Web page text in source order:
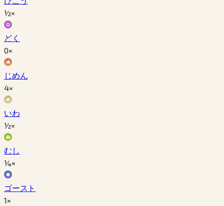
½×
どく
0×
じめん
4×
いわ
½×
むし
¼×
ゴースト
1×